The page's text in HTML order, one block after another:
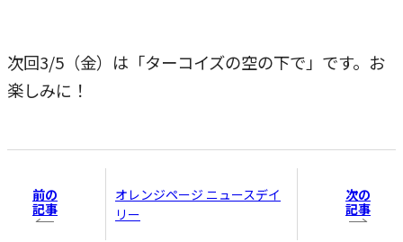
次回3/5（金）は「ターコイズの空の下で」です。お
楽しみに！
前の
記事
オレンジページ ニュースデイ
リー
次の
記事